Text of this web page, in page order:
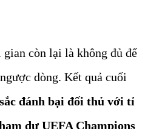
còn lại là không đủ để
dòng. Kết quả cuối
đánh bại đối thủ với tỉ
dự UEFA Champions